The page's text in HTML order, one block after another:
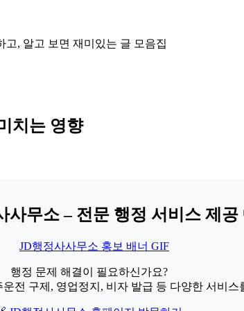
고, 알고 보면 재미있는 글 모음집
치는 영향
사무소 – 전문 행정 서비스 제공
행정 문제 해결이 필요하신가요?
전 구제, 영업정지, 비자 발급 등 다양한 서비스